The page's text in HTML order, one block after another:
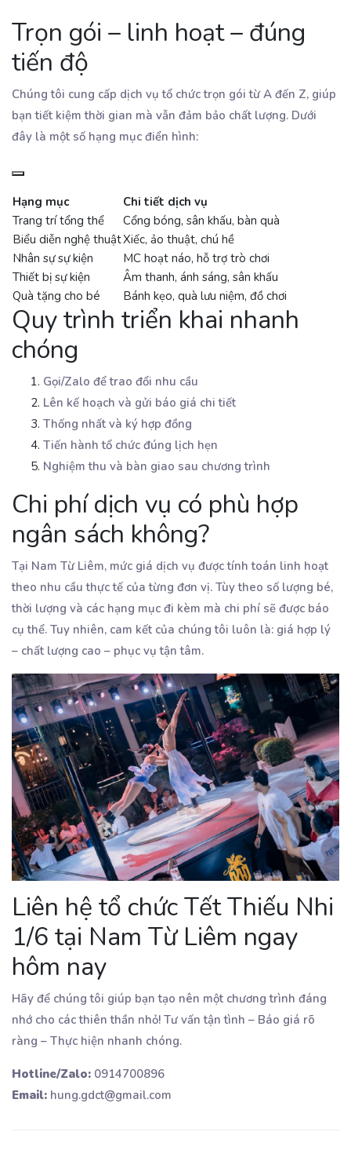
Trọn gói – linh hoạt – đúng
tiến độ
Chúng tôi cung cấp dịch vụ tổ chức trọn gói từ A đến Z, giúp
bạn tiết kiệm thời gian mà vẫn đảm bảo chất lượng. Dưới
đây là một số hạng mục điển hình:
Hạng mục
Chi tiết dịch vụ
Trang trí tổng thể
Cổng bóng, sân khấu, bàn quà
Biểu diễn nghệ thuậtXiếc, ảo thuật, chú hề
Nhân sự sự kiện
MC hoạt náo, hỗ trợ trò chơi
Thiết bị sự kiện
Âm thanh, ánh sáng, sân khấu
Quà tặng cho bé
Bánh kẹo, quà lưu niệm, đồ chơi
Quy trình triển khai nhanh
chóng
Gọi/Zalo để trao đổi nhu cầu
Lên kế hoạch và gửi báo giá chi tiết
Thống nhất và ký hợp đồng
Tiến hành tổ chức đúng lịch hẹn
Nghiệm thu và bàn giao sau chương trình
Chi phí dịch vụ có phù hợp
ngân sách không?
Tại Nam Từ Liêm, mức giá dịch vụ được tính toán linh hoạt
theo nhu cầu thực tế của từng đơn vị. Tùy theo số lượng bé,
thời lượng và các hạng mục đi kèm mà chi phí sẽ được báo
cụ thể. Tuy nhiên, cam kết của chúng tôi luôn là: giá hợp lý
– chất lượng cao – phục vụ tận tâm.
Liên hệ tổ chức Tết Thiếu Nhi
1/6 tại Nam Từ Liêm ngay
hôm nay
Hãy để chúng tôi giúp bạn tạo nên một chương trình đáng
nhớ cho các thiên thần nhỏ! Tư vấn tận tình – Báo giá rõ
ràng – Thực hiện nhanh chóng.
Hotline/Zalo: 0914700896
Email: hung.gdct@gmail.com